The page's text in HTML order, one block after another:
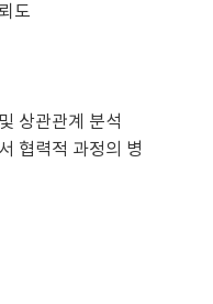
도
상관관계 분석
협력적 과정의 병